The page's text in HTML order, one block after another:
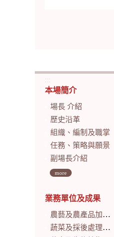
:::
本場簡介
場長 介紹
歷史沿革
組織、編制及職掌
任務、策略與願景
副場長介紹
more
業務單位及成果
農藝及農產品加工研究室
蔬菜及採後處理研究室